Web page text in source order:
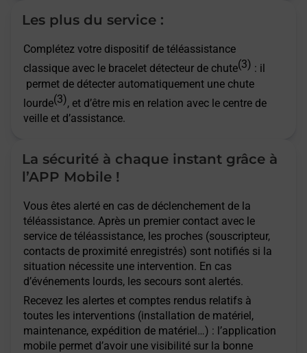
Les plus du service :
Complétez votre dispositif de téléassistance
classique avec le bracelet détecteur de chute(3) : il
permet de détecter automatiquement une chute
lourde(3), et d’être mis en relation avec le centre de
veille et d’assistance.
La sécurité à chaque instant grâce à
l’APP Mobile !
Vous êtes alerté en cas de déclenchement de la
téléassistance. Après un premier contact avec le
service de téléassistance, les proches (souscripteur,
contacts de proximité enregistrés) sont notifiés si la
situation nécessite une intervention. En cas
d’événements lourds, les secours sont alertés.
Recevez les alertes et comptes rendus relatifs à
toutes les interventions (installation de matériel,
maintenance, expédition de matériel…) : l’application
mobile permet d’avoir une visibilité sur la bonne